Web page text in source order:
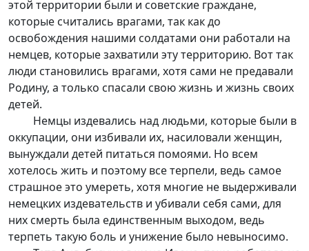
этой территории были и советские граждане,
которые считались врагами, так как до
освобождения нашими солдатами они работали на
немцев, которые захватили эту территорию. Вот так
люди становились врагами, хотя сами не предавали
Родину, а только спасали свою жизнь и жизнь своих
детей.
Немцы издевались над людьми, которые были в
оккупации, они избивали их, насиловали женщин,
вынуждали детей питаться помоями. Но всем
хотелось жить и поэтому все терпели, ведь самое
страшное это умереть, хотя многие не выдерживали
немецких издевательств и убивали себя сами, для
них смерть была единственным выходом, ведь
терпеть такую боль и унижение было невыносимо.